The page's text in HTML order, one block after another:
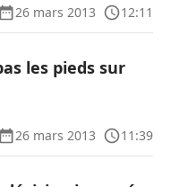
26 mars 2013
12:11
les pieds sur
26 mars 2013
11:39